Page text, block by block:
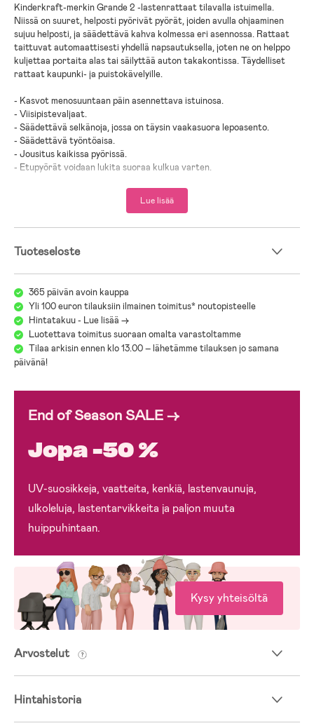
Kinderkraft-merkin Grande 2 -lastenrattaat tilavalla istuimella.
Niissä on suuret, helposti pyörivät pyörät, joiden avulla ohjaaminen
sujuu helposti, ja säädettävä kahva kolmessa eri asennossa. Rattaat
taittuvat automaattisesti yhdellä napsautuksella, joten ne on helppo
kuljettaa portaita alas tai säilyttää auton takakontissa. Täydelliset
rattaat kaupunki- ja puistokävelyille.
- Kasvot menosuuntaan päin asennettava istuinosa.
- Viisipistevaljaat.
- Säädettävä selkänoja, jossa on täysin vaakasuora lepoasento.
- Säädettävä työntöaisa.
- Jousitus kaikissa pyörissä.
- Etupyörät voidaan lukita suoraa kulkua varten.
Lastenrattaiden opas – löydä oikea vaunu sinulle ja
lapsellesi
Lastenrattaiden valinta voi tuntua hankalalta, kun malleja, merkkejä
ja ominaisuuksia on paljon. Oppaamme auttaa vertailemaan erilaisia
vaunuja, turvallisuutta ja käytännöllisiä ominaisuuksia. Oppaan avulla
käytännöllinen sekä sinulle että lapsellesi.
Lue lisää
Tuoteseloste
365 päivän avoin kauppa
Yli 100 euron tilauksiin ilmainen toimitus* noutopisteelle
Hintatakuu - Lue lisää ->
Luotettava toimitus suoraan omalta varastoltamme
Tilaa arkisin ennen klo 13.00 – lähetämme tilauksen jo samana
päivänä!
End of Season SALE →
Jopa -50 %
UV-suosikkeja, vaatteita, kenkiä, lastenvaunuja,
ulkoleluja, lastentarvikkeita ja paljon muuta
huippuhintaan.
Kysy yhteisöltä
Arvostelut
Hintahistoria